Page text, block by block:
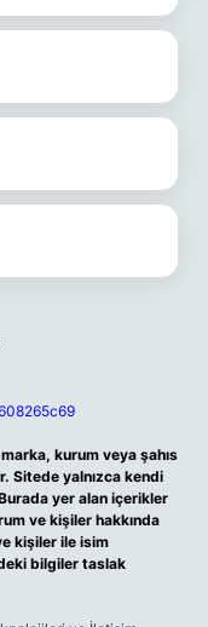
kurum veya şahıs
Sitede yalnızca kendi
yer alan içerikler
ve kişiler hakkında
kişiler ile isim
bilgiler taslak